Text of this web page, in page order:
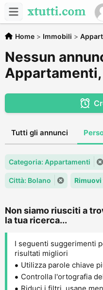
Home > Immobili >
Nessun
Appartamenti,
Tutti gli annunci
Categoria: Appartamenti
Città: Bolano
Non siamo riusciti a
la tua ricerca...
I seguenti suggerimenti
risultati migliori
Utilizza parole chiave
Controlla l'ortografia